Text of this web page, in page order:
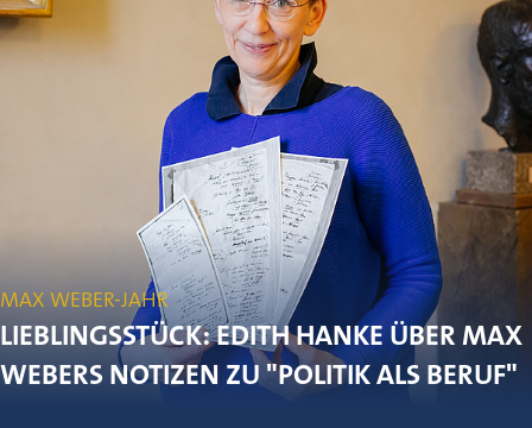
MAX WEBER-JAHR
LIEBLINGSSTÜCK: EDITH HANKE ÜBER MAX
WEBERS NOTIZEN ZU "POLITIK ALS BERUF"